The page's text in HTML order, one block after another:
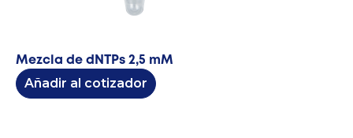
Mezcla de dNTPs 2,5 mM
Añadir al cotizador